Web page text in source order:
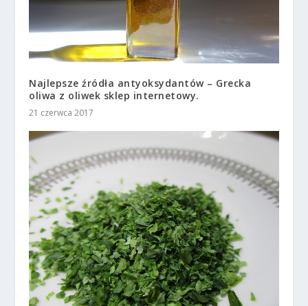
Najlepsze źródła antyoksydantów – Grecka
oliwa z oliwek sklep internetowy.
21 czerwca 2017